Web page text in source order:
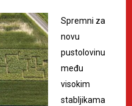
Spremni za
novu
pustolovinu
među
visokim
stabljikama